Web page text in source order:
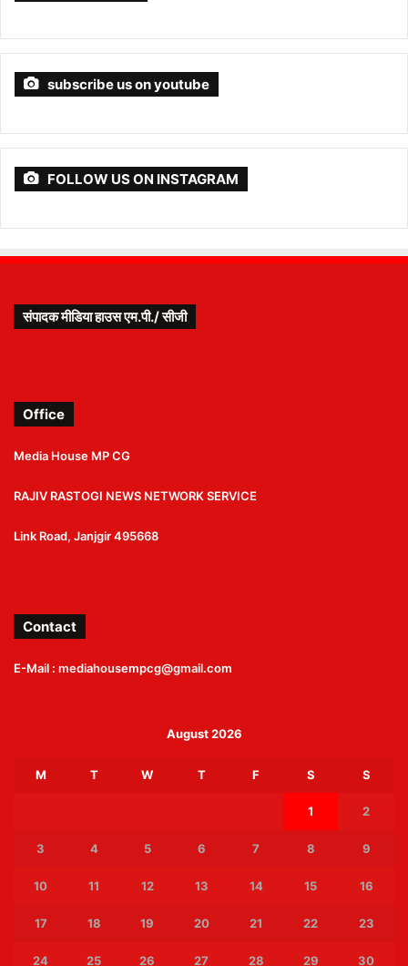
subscribe us on youtube
FOLLOW US ON INSTAGRAM
संपादक मीडिया हाउस एम.पी./ सीजी
Office
Media House MP CG
RAJIV RASTOGI NEWS NETWORK SERVICE
Link Road, Janjgir 495668
Contact
E-Mail : mediahousempcg@gmail.com
August 2026
M T W T F S S
1 2
3 4 5 6 7 8 9
10 11 12 13 14 15 16
17 18 19 20 21 22 23
24 25 26 27 28 29 30